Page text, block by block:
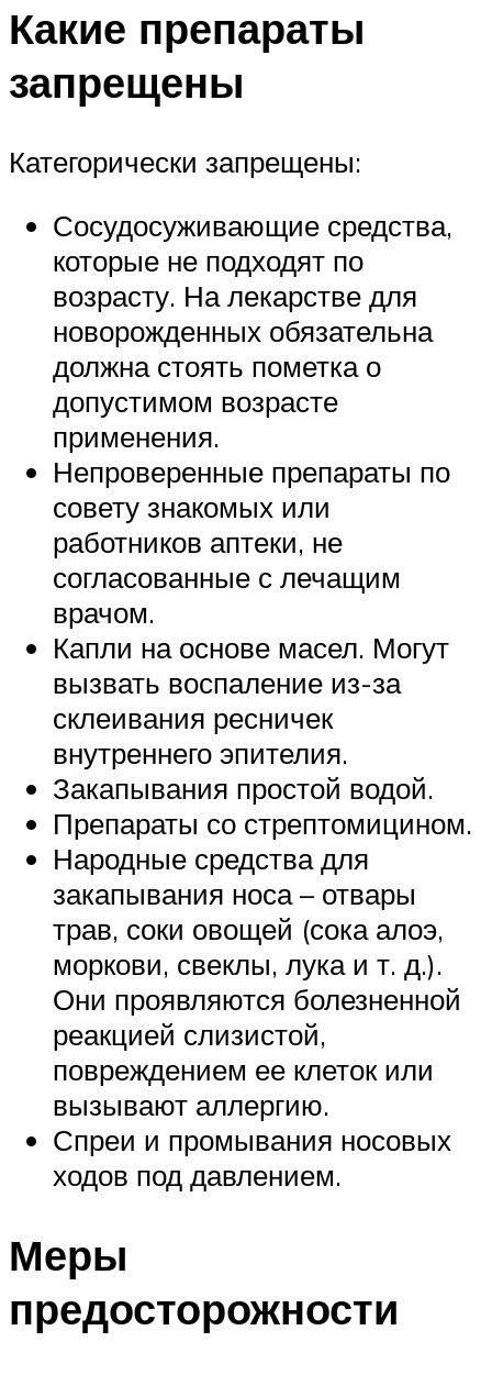
Какие препараты
запрещены
Категорически запрещены:
Сосудосуживающие средства,
которые не подходят по
возрасту. На лекарстве для
новорожденных обязательна
должна стоять пометка о
допустимом возрасте
применения.
Непроверенные препараты по
совету знакомых или
работников аптеки, не
согласованные с лечащим
врачом.
Капли на основе масел. Могут
вызвать воспаление из-за
склеивания ресничек
внутреннего эпителия.
Закапывания простой водой.
Препараты со стрептомицином.
Народные средства для
закапывания носа – отвары
трав, соки овощей (сока алоэ,
моркови, свеклы, лука и т. д.).
Они проявляются болезненной
реакцией слизистой,
повреждением ее клеток или
вызывают аллергию.
Спреи и промывания носовых
ходов под давлением.
Меры
предосторожности